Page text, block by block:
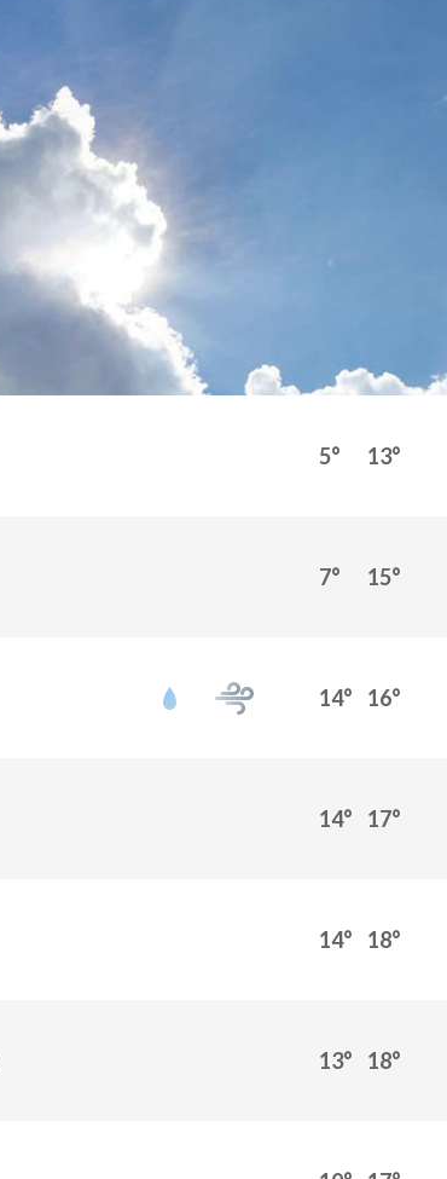
5° 13°
7° 15°
14° 16°
14° 17°
14° 18°
13° 18°